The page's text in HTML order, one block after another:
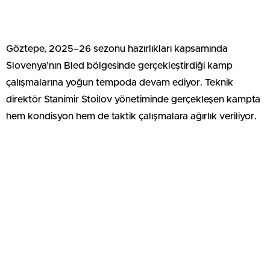
Göztepe, 2025–26 sezonu hazırlıkları kapsamında
Slovenya’nın Bled bölgesinde gerçekleştirdiği kamp
çalışmalarına yoğun tempoda devam ediyor. Teknik
direktör Stanimir Stoilov yönetiminde gerçekleşen kampta
hem kondisyon hem de taktik çalışmalara ağırlık veriliyor.